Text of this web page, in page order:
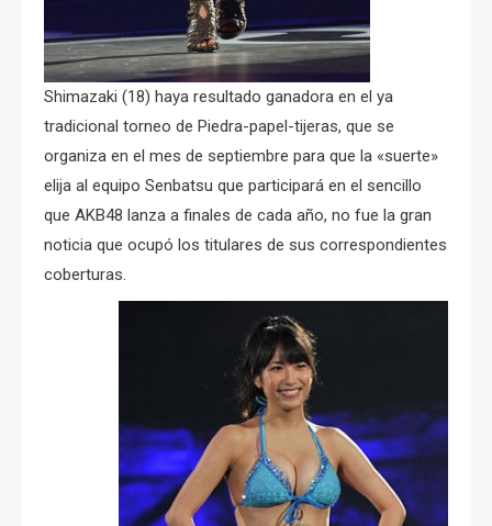
Shimazaki (18) haya resultado ganadora en el ya
tradicional torneo de Piedra-papel-tijeras, que se
organiza en el mes de septiembre para que la «suerte»
elija al equipo Senbatsu que participará en el sencillo
que AKB48 lanza a finales de cada año, no fue la gran
noticia que ocupó los titulares de sus correspondientes
coberturas.